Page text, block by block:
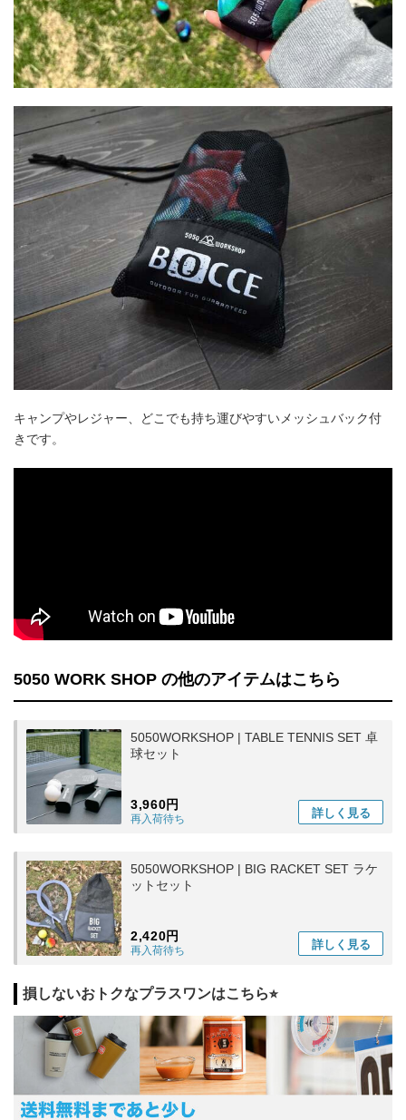
キャンプやレジャー、どこでも持ち運びやすいメッシュバック付
きです。
5050 WORK SHOP の他のアイテムはこちら
5050WORKSHOP | TABLE TENNIS SET 卓
球セット
3,960円
再入荷待ち 詳しく 見る
5050WORKSHOP | BIG RACKET SET ラケ
ットセット
2,420円
再入荷待ち 詳しく 見る
損しないおトクなプラスワンはこちら⭐︎